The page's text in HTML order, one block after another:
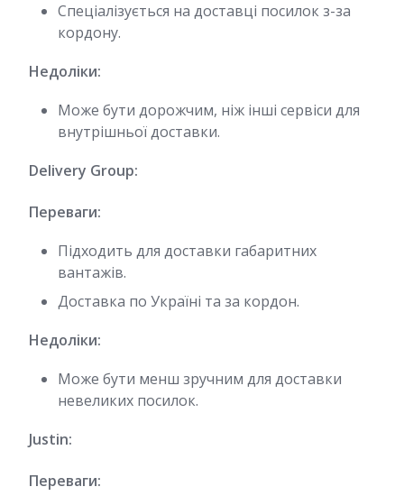
Спеціалізується на доставці посилок з-за
кордону.
Недоліки:
Може бути дорожчим, ніж інші сервіси для
внутрішньої доставки.
Delivery Group:
Переваги:
Підходить для доставки габаритних
вантажів.
Доставка по Україні та за кордон.
Недоліки:
Може бути менш зручним для доставки
невеликих посилок.
Justin:
Переваги: